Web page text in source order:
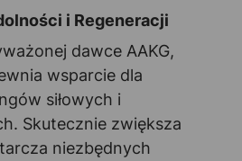
i Regeneracji
dawce AAKG,
wsparcie dla
siłowych i
Skutecznie zwiększa
niezbędnych